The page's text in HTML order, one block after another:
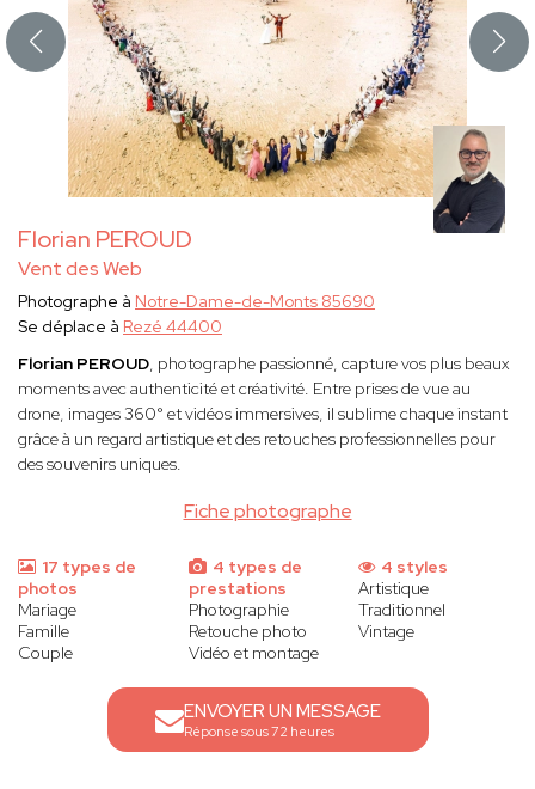
Florian PEROUD
Vent des Web
Fiche photographe
Photographe à Notre-Dame-de-Monts 85690
Se déplace à Rezé 44400
Florian PEROUD, photographe passionné, capture vos plus beaux
moments avec authenticité et créativité. Entre prises de vue au
drone, images 360° et vidéos immersives, il sublime chaque instant
grâce à un regard artistique et des retouches professionnelles pour
des souvenirs uniques.
17 types de
photos
Mariage
Famille
Couple
4 types de
prestations
Photographie
Retouche photo
Vidéo et montage
4 styles
Artistique
Traditionnel
Vintage
ENVOYER UN MESSAGE
Réponse sous 72 heures